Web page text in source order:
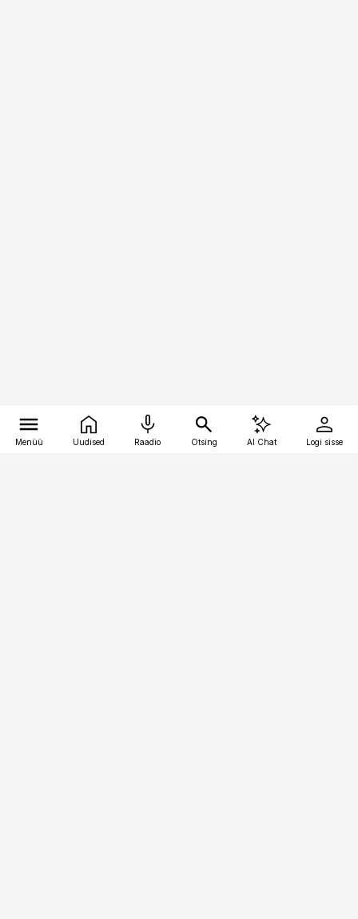
Menüü Uudised Raadio Otsing AI Chat Logi sisse